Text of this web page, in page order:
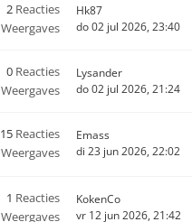
2 Reacties
Weergaves
Hk87
do 02 jul 2026, 23:40
0 Reacties
Weergaves
Lysander
do 02 jul 2026, 21:24
15 Reacties
Weergaves
Emass
di 23 jun 2026, 22:02
1 Reacties
Weergaves
KokenCo
vr 12 jun 2026, 21:42